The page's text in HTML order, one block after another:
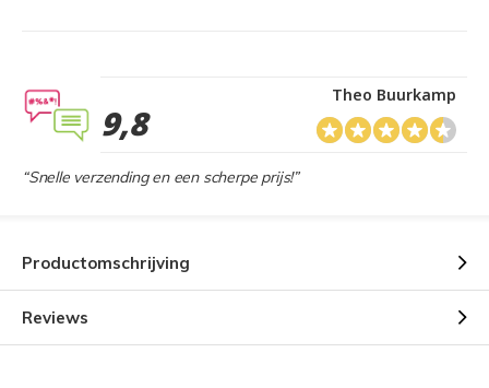
9,8
Theo Buurkamp
“Snelle verzending en een scherpe prijs!”
Productomschrijving
Reviews